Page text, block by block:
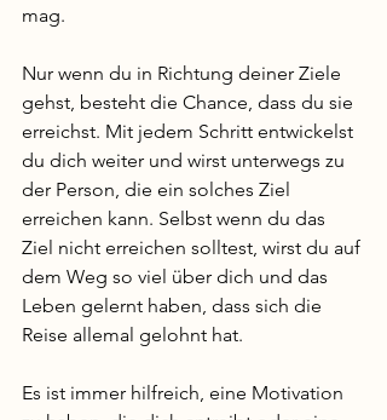
mag.
Nur wenn du in Richtung deiner Ziele
gehst, besteht die Chance, dass du sie
erreichst. Mit jedem Schritt entwickelst
du dich weiter und wirst unterwegs zu
der Person, die ein solches Ziel
erreichen kann. Selbst wenn du das
Ziel nicht erreichen solltest, wirst du auf
dem Weg so viel über dich und das
Leben gelernt haben, dass sich die
Reise allemal gelohnt hat.
Es ist immer hilfreich, eine Motivation